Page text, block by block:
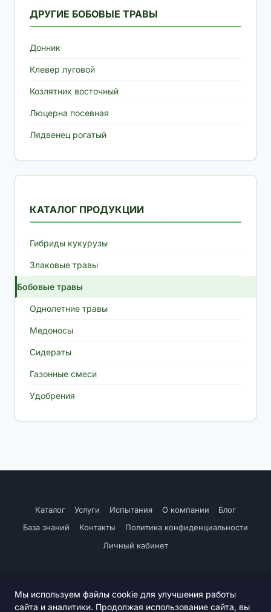
ДРУГИЕ БОБОВЫЕ ТРАВЫ
Донник
Клевер луговой
Козлятник восточный
Люцерна посевная
Лядвенец рогатый
КАТАЛОГ ПРОДУКЦИИ
Гибриды кукурузы
Злаковые травы
Бобовые травы
Однолетние травы
Медоносы
Сидераты
Газонные смеси
Удобрения
Каталог Услуги Испытания О компании
Блог
База знаний
Контакты
Политика конфиденциальности
Личный кабинет
Мы используем файлы cookie для улучшения работы
сайта и аналитики. Продолжая использование сайта, вы